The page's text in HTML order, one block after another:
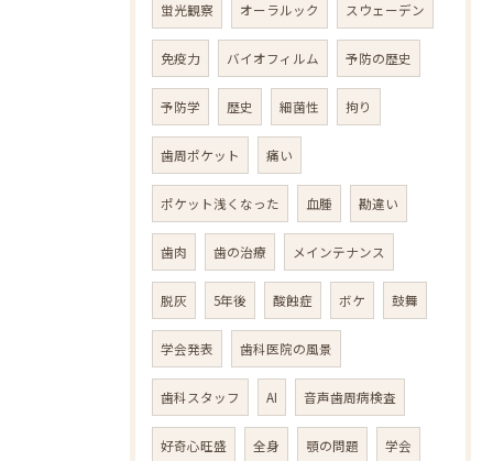
蛍光観察 オーラルック スウェーデン
免疫力 バイオフィルム 予防の歴史
予防学 歴史 細菌性 拘り
歯周ポケット 痛い
ポケット浅くなった 血腫 勘違い
歯肉 歯の治療 メインテナンス
脱灰 5年後 酸蝕症 ボケ 鼓舞
学会発表 歯科医院の風景
歯科スタッフ AI 音声歯周病検査
好奇心旺盛 全身 顎の問題 学会